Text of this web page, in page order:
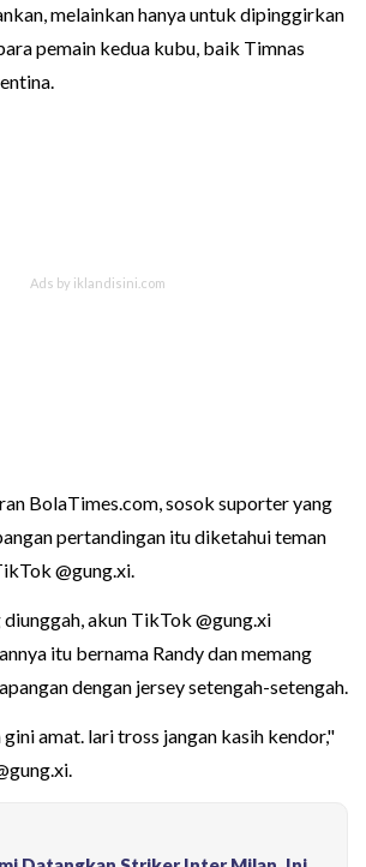
melainkan hanya untuk dipinggirkan
pemain kedua kubu, baik Timnas
BolaTimes.com, sosok suporter yang
pertandingan itu diketahui teman
@gung.xi.
akun TikTok @gung.xi
itu bernama Randy dan memang
dengan jersey setengah-setengah.
amat. lari tross jangan kasih kendor,"